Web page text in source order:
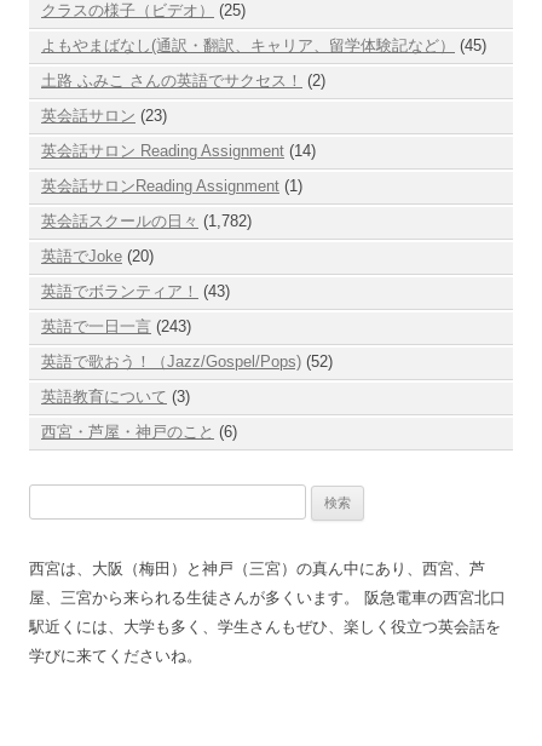
クラスの様子（ビデオ）
(25)
よもやまばなし(通訳・翻訳、キャリア、留学体験記など）
(45)
土路 ふみこ さんの英語でサクセス！
(2)
英会話サロン (23)
英会話サロン Reading Assignment (14)
英会話サロンReading Assignment (1)
英会話スクールの日々 (1,782)
英語でJoke (20)
英語でボランティア！
(43)
英語で一日一言 (243)
英語で歌おう！（Jazz/Gospel/Pops) (52)
英語教育について (3)
西宮・芦屋・神戸のこと (6)
西宮は、大阪（梅田）と神戸（三宮）の真ん中にあり、西宮、芦
屋、三宮から来られる生徒さんが多くいます。 阪急電車の西宮北口
駅近くには、大学も多く、学生さんもぜひ、楽しく役立つ英会話を
学びに来てくださいね。